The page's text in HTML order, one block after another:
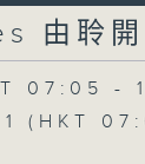
由聆開
07:05 -
1 (HKT